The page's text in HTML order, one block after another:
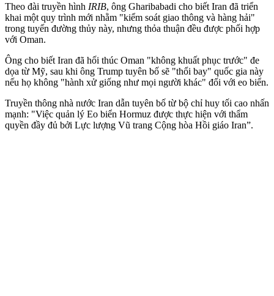
Theo đài truyền hình IRIB, ông Gharibabadi cho biết Iran đã triển
khai một quy trình mới nhằm "kiểm soát giao thông và hàng hải"
trong tuyến đường thủy này, nhưng thỏa thuận đều được phối hợp
với Oman.
Ông cho biết Iran đã hối thúc Oman "không khuất phục trước" đe
dọa từ Mỹ, sau khi ông Trump tuyên bố sẽ "thổi bay" quốc gia này
nếu họ không "hành xử giống như mọi người khác" đối với eo biển.
Truyền thông nhà nước Iran dẫn tuyên bố từ bộ chỉ huy tối cao nhấn
mạnh: "Việc quản lý Eo biển Hormuz được thực hiện với thẩm
quyền đầy đủ bởi Lực lượng Vũ trang Cộng hòa Hồi giáo Iran”.